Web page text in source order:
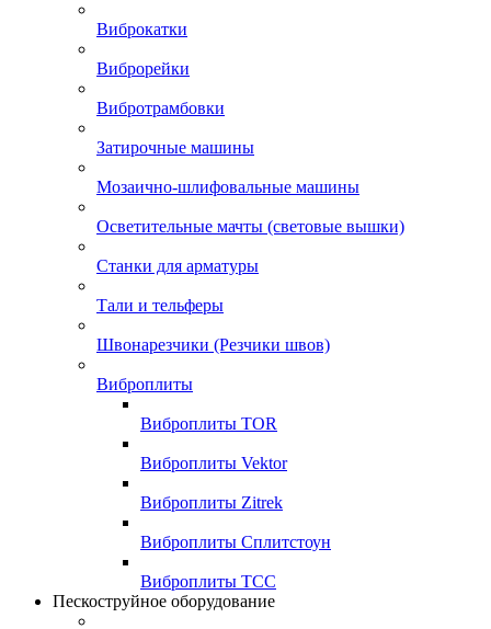
Виброкатки
Виброрейки
Вибротрамбовки
Затирочные машины
Мозаично-шлифовальные машины
Осветительные мачты (световые вышки)
Станки для арматуры
Тали и тельферы
Швонарезчики (Резчики швов)
Виброплиты
Виброплиты TOR
Виброплиты Vektor
Виброплиты Zitrek
Виброплиты Сплитстоун
Виброплиты ТСС
Пескоструйное оборудование